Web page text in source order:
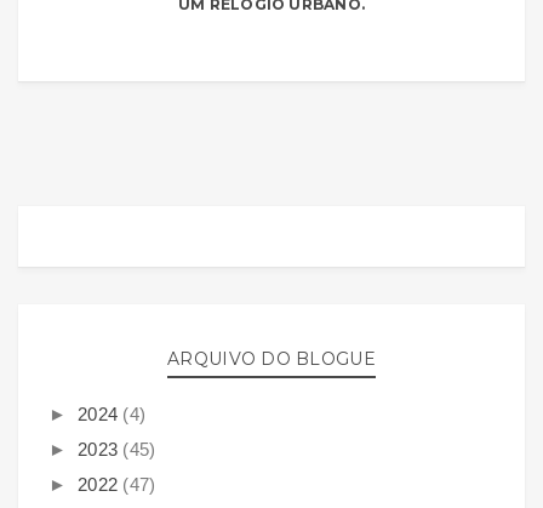
UM RELÓGIO URBANO.
ARQUIVO DO BLOGUE
► 2024 (4)
► 2023 (45)
► 2022 (47)